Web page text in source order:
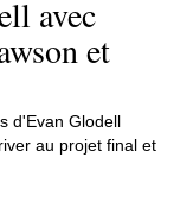
avec
et
d'Evan Glodell
au projet final et